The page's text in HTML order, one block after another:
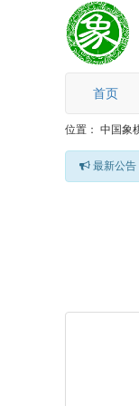
首页
位置： 中国象
最新公告 |